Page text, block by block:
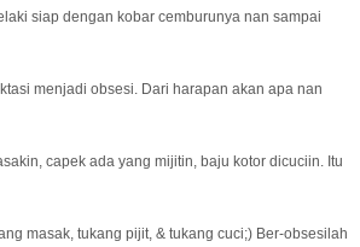
siap dengan kobar cemburunya nan sampai
menjadi obsesi. Dari harapan akan apa nan
capek ada yang mijitin, baju kotor dicuciin. Itu
masak, tukang pijit, & tukang cuci;) Ber-obsesilah